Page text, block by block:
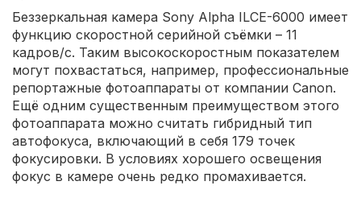
Беззеркальная камера Sony Alpha ILCE-6000 имеет
функцию скоростной серийной съёмки – 11
кадров/с. Таким высокоскоростным показателем
могут похвастаться, например, профессиональные
репортажные фотоаппараты от компании Canon.
Ещё одним существенным преимуществом этого
фотоаппарата можно считать гибридный тип
автофокуса, включающий в себя 179 точек
фокусировки. В условиях хорошего освещения
фокус в камере очень редко промахивается.